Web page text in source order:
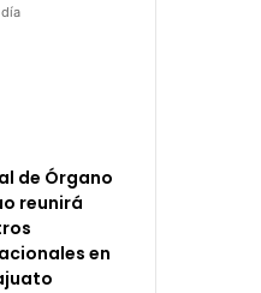
día
de Órgano
reunirá
en